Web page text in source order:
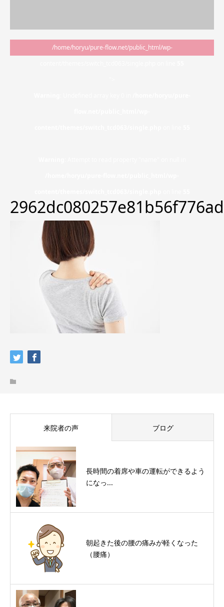
/home/horyu/pure-flow.net/public_html/wp-
来院者の声 ブログ
長時間の着席や車の運転ができるよう
になっ...
朝起きた後の腰の痛みが軽くなった
（腰痛）